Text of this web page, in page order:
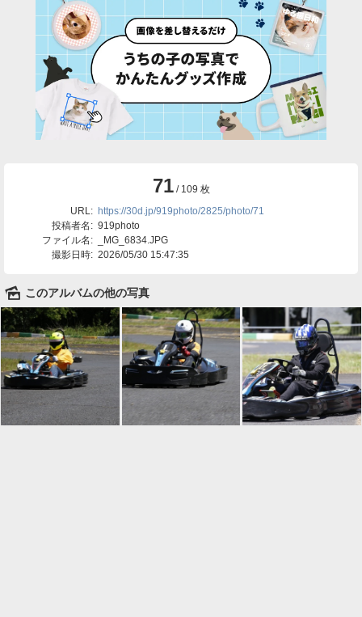
71 / 109 枚
URL: https://30d.jp/919photo/2825/photo/71
投稿者名: 919photo
ファイル名:
_MG_6834.JPG
撮影日時: 2026/05/30 15:47:35
🌄 このアルバムの他の写真